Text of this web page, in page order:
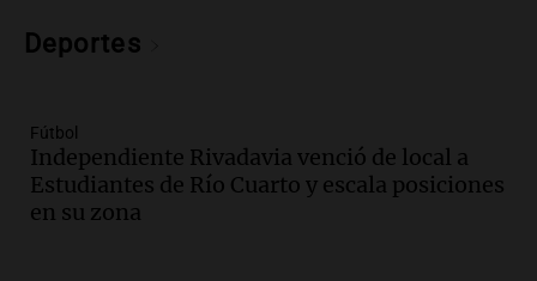
Bulaya este sábado
Audio.
Congreso y evacuación por derrame de
oxígeno en Montecastro
Panorama Federal
Deportes
Fútbol
Independiente Rivadavia venció de local a
Estudiantes de Río Cuarto y escala posiciones
en su zona